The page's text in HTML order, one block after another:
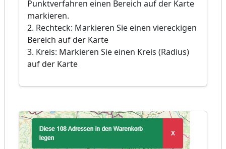
Punktverfahren einen Bereich auf der Karte
markieren.
2. Rechteck: Markieren Sie einen viereckigen
Bereich auf der Karte
3. Kreis: Markieren Sie einen Kreis (Radius)
auf der Karte